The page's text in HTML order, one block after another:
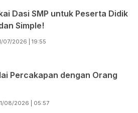
Dasi SMP untuk Peserta Didik
Simple!
07/2026 | 19:55
Percakapan dengan Orang
08/2026 | 05:57